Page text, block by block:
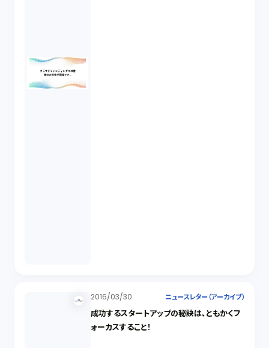
2016/03/30 ニュースレター（アーカイブ）
成功するスタートアップの秘訣は、ともかくフ
ォーカスすること！